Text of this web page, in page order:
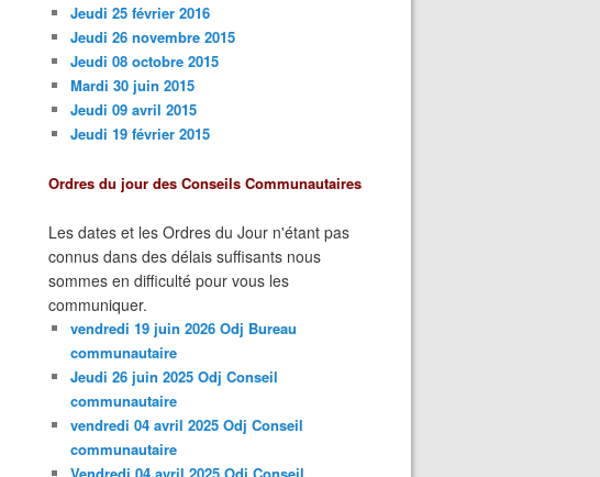
Jeudi 25 février 2016
Jeudi 26 novembre 2015
Jeudi 08 octobre 2015
Mardi 30 juin 2015
Jeudi 09 avril 2015
Jeudi 19 février 2015
Ordres du jour des Conseils Communautaires
Les dates et les Ordres du Jour n'étant pas
connus dans des délais suffisants nous
sommes en difficulté pour vous les
communiquer.
vendredi 19 juin 2026 Odj Bureau
communautaire
Jeudi 26 juin 2025 Odj Conseil
communautaire
vendredi 04 avril 2025 Odj Conseil
communautaire